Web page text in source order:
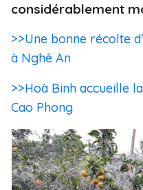
considérablement
>>Une bonne récolte
à Nghê An
>>Hoà Binh accueille
Cao Phong